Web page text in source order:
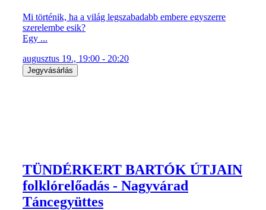
Mi történik, ha a világ legszabadabb embere egyszerre
szerelembe esik?
Egy ...
augusztus 19., 19:00 - 20:20
Jegyvásárlás
TÜNDÉRKERT BARTÓK ÚTJAIN
folklórelőadás - Nagyvárad
Táncegyüttes